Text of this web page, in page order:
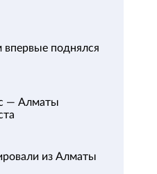
впервые поднялся
— Алматы
из Алматы